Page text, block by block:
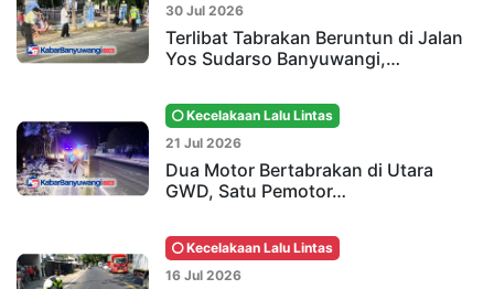
30 Jul 2026
Terlibat Tabrakan Beruntun di Jalan
Yos Sudarso Banyuwangi,…
Kecelakaan Lalu Lintas
21 Jul 2026
Dua Motor Bertabrakan di Utara
GWD, Satu Pemotor…
Kecelakaan Lalu Lintas
16 Jul 2026